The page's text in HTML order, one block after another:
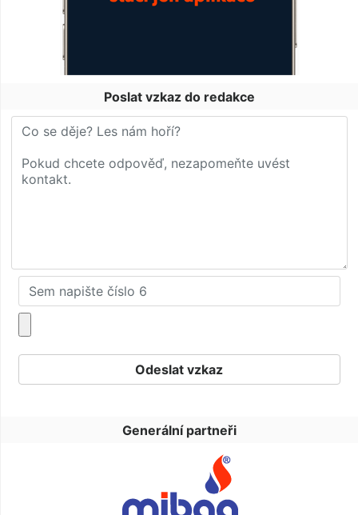
Poslat vzkaz do redakce
Generální partneři